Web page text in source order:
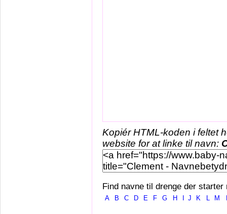
Kopiér HTML-koden i feltet
website for at linke til navn:
Find navne til drenge der starter
A B C D E F G H J K L M